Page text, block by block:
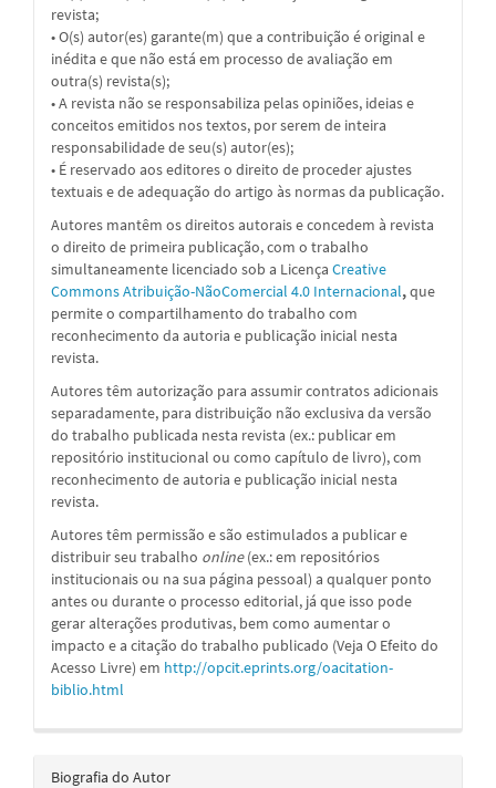
revista;
• O(s) autor(es) garante(m) que a contribuição é original e
inédita e que não está em processo de avaliação em
outra(s) revista(s);
• A revista não se responsabiliza pelas opiniões, ideias e
conceitos emitidos nos textos, por serem de inteira
responsabilidade de seu(s) autor(es);
• É reservado aos editores o direito de proceder ajustes
textuais e de adequação do artigo às normas da publicação.
Autores mantêm os direitos autorais e concedem à revista
o direito de primeira publicação, com o trabalho
simultaneamente licenciado sob a Licença Creative
Commons Atribuição-NãoComercial 4.0 Internacional,que
permite o compartilhamento do trabalho com
reconhecimento da autoria e publicação inicial nesta
revista.
Autores têm autorização para assumir contratos adicionais
separadamente, para distribuição não exclusiva da versão
do trabalho publicada nesta revista (ex.: publicar em
repositório institucional ou como capítulo de livro), com
reconhecimento de autoria e publicação inicial nesta
revista.
Autores têm permissão e são estimulados a publicar e
distribuir seu trabalho online(ex.: em repositórios
institucionais ou na sua página pessoal) a qualquer ponto
antes ou durante o processo editorial, já que isso pode
gerar alterações produtivas, bem como aumentar o
impacto e a citação do trabalho publicado (Veja O Efeito do
Acesso Livre) em http://opcit.eprints.org/oacitation-
biblio.html
Biografia do Autor